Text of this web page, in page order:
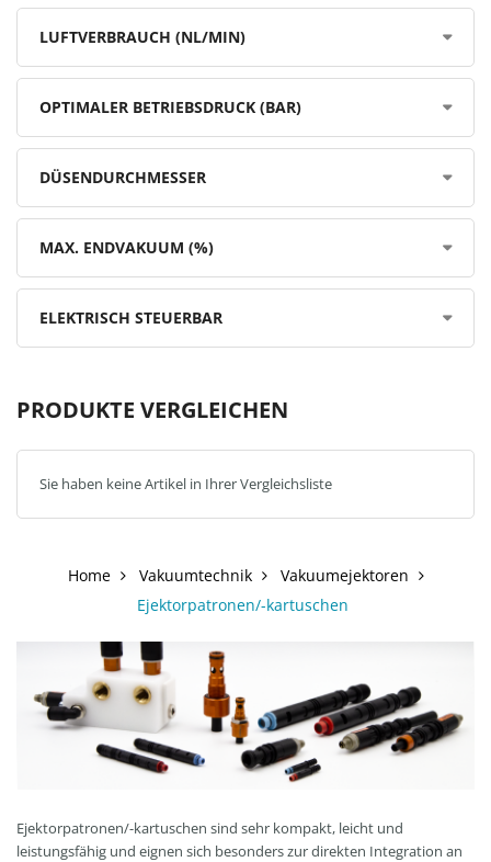
LUFTVERBRAUCH (NL/MIN)
OPTIMALER BETRIEBSDRUCK (BAR)
DÜSENDURCHMESSER
MAX. ENDVAKUUM (%)
ELEKTRISCH STEUERBAR
PRODUKTE VERGLEICHEN
Sie haben keine Artikel in Ihrer Vergleichsliste
Home Vakuumtechnik
Vakuumejektoren
Ejektorpatronen/-kartuschen
Ejektorpatronen/-kartuschen sind sehr kompakt, leicht und
leistungsfähig und eignen sich besonders zur direkten Integration an